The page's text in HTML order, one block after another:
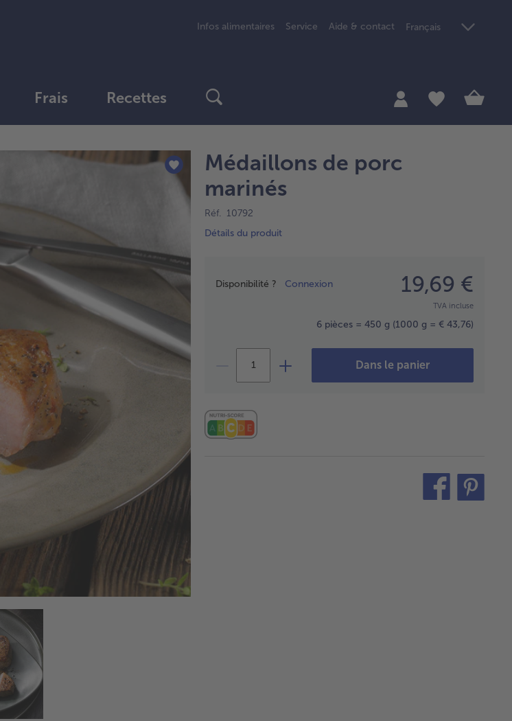
Infos alimentaires Service Aide & contact Français
Frais Recettes
Médaillons de porc
marinés
Réf. 10792
Détails du produit
Disponibilité ? Connexion 19,69 €
TVA incluse
6 pièces = 450 g (1000 g = € 43,76)
Dans le panier
teilen